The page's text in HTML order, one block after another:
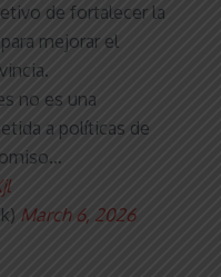
de fortalecer la
mejorar el
no es una
a políticas de
March 6, 2026